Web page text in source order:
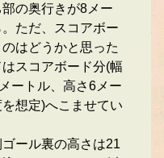
の奥行きが8メー
ただ、スコアボー
はどうかと思った
スコアボード分(幅
ートル、高さ6メー
想定)へこませてい
ール裏の高さは21